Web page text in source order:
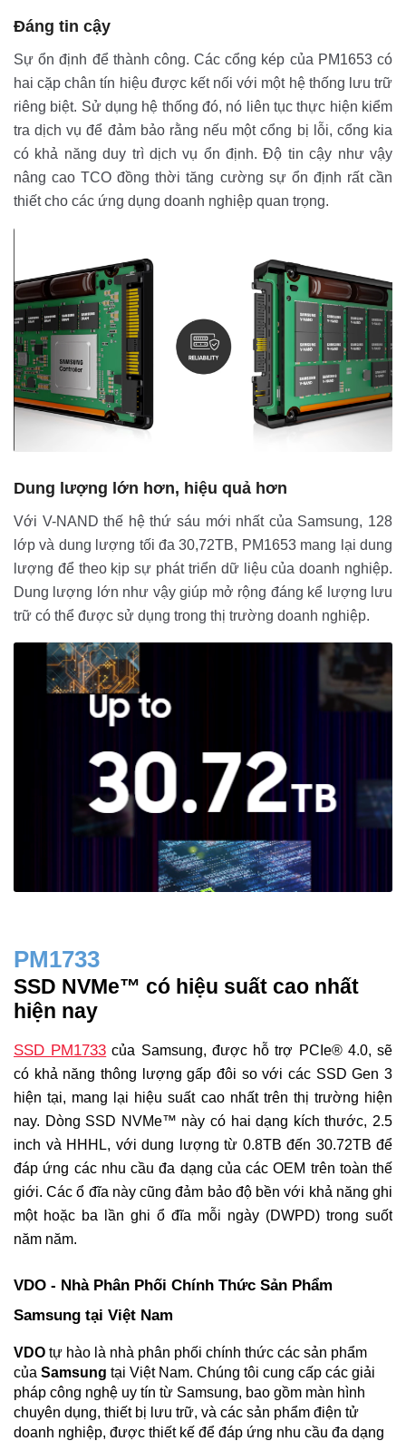
Đáng tin cậy
Sự ổn định để thành công. Các cổng kép của PM1653 có
hai cặp chân tín hiệu được kết nối với một hệ thống lưu trữ
riêng biệt. Sử dụng hệ thống đó, nó liên tục thực hiện kiểm
tra dịch vụ để đảm bảo rằng nếu một cổng bị lỗi, cổng kia
có khả năng duy trì dịch vụ ổn định. Độ tin cậy như vậy
nâng cao TCO đồng thời tăng cường sự ổn định rất cần
thiết cho các ứng dụng doanh nghiệp quan trọng.
Dung lượng lớn hơn, hiệu quả hơn
Với V-NAND thế hệ thứ sáu mới nhất của Samsung, 128
lớp và dung lượng tối đa 30,72TB, PM1653 mang lại dung
lượng để theo kịp sự phát triển dữ liệu của doanh nghiệp.
Dung lượng lớn như vậy giúp mở rộng đáng kể lượng lưu
trữ có thể được sử dụng trong thị trường doanh nghiệp.
PM1733
SSD NVMe™ có hiệu suất cao nhất
hiện nay
SSD PM1733 của Samsung, được hỗ trợ PCIe® 4.0, sẽ
có khả năng thông lượng gấp đôi so với các SSD Gen 3
hiện tại, mang lại hiệu suất cao nhất trên thị trường hiện
nay. Dòng SSD NVMe™ này có hai dạng kích thước, 2.5
inch và HHHL, với dung lượng từ 0.8TB đến 30.72TB để
đáp ứng các nhu cầu đa dạng của các OEM trên toàn thế
giới. Các ổ đĩa này cũng đảm bảo độ bền với khả năng ghi
một hoặc ba lần ghi ổ đĩa mỗi ngày (DWPD) trong suốt
năm năm.
VDO - Nhà Phân Phối Chính Thức Sản Phẩm
Samsung tại Việt Nam
VDO tự hào là nhà phân phối chính thức các sản phẩm
của Samsung tại Việt Nam. Chúng tôi cung cấp các giải
pháp công nghệ uy tín từ Samsung, bao gồm màn hình
chuyên dụng, thiết bị lưu trữ, và các sản phẩm điện tử
doanh nghiệp, được thiết kế để đáp ứng nhu cầu đa dạng